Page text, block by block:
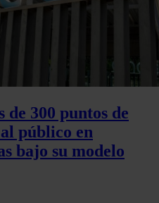
combinarla con otra
recopilado a partir del uso
de 300 puntos de
público en
bajo su modelo